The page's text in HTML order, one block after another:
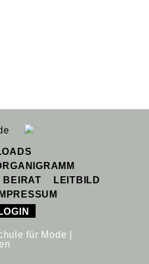
BEIRAT
LEITBILD
IMPRESSUM
LOGIN
für Mode |